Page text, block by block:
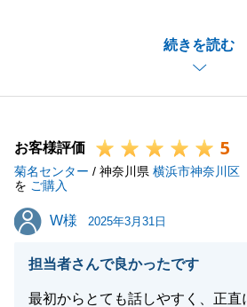
続きを読む
ただけるお客様を見つける事がで
常にベストを尽くしていきたいと
お褒めの言葉を頂きありがとうご
下さい。
また、お客様のご紹介もお待ちし
引き続きよろしくお願いします。
閉じる
お客様評価 5
菊名センター / 神奈川県 横浜市神奈川区
を ご購入
W様
W様 2025年3月31日
担当者さんで良かったです
最初からとても話しやすく、正直